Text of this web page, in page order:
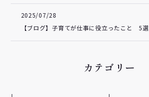
2025/07/28
【ブログ】子育てが仕事に役立ったこと 5選
カテゴリー